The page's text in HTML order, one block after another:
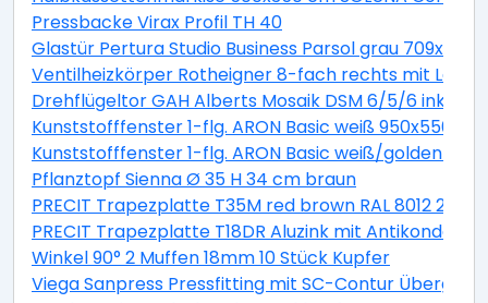
Pressbacke Virax Profil TH 40
Glastür Pertura Studio Business Parsol grau
Ventilheizkörper Rotheigner 8-fach rechts mit
Drehflügeltor GAH Alberts Mosaik DSM 6/5/6 inkl.
Kunststofffenster 1-flg. ARON Basic weiß 950x550
Kunststofffenster 1-flg. ARON Basic weiß/golden oak
Pflanztopf Sienna Ø 35 H 34 cm braun
PRECIT Trapezplatte T35M red brown RAL 8012 2300
PRECIT Trapezplatte T18DR Aluzink mit
Winkel 90° 2 Muffen 18mm 10 Stück Kupfer
Viega Sanpress Pressfitting mit SC-Contur